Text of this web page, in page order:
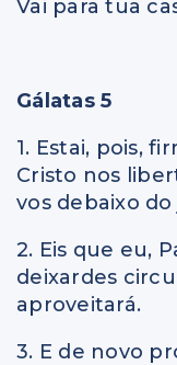
Vai para tua
Gálatas 5
1. Estai, pois,
Cristo nos
vos debaixo
2. Eis que eu,
deixardes
aproveitará.
3. E de novo